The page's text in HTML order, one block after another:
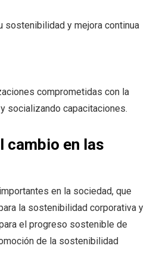
sostenibilidad y mejora continua
comprometidas con la
socializando capacitaciones.
cambio en las
en la sociedad, que
la sostenibilidad corporativa y
el progreso sostenible de
de la sostenibilidad